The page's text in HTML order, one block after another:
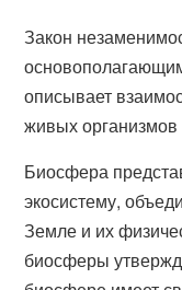
Закон
описывает
живых
Биосфера
экосистему,
Земле и их
биосферы